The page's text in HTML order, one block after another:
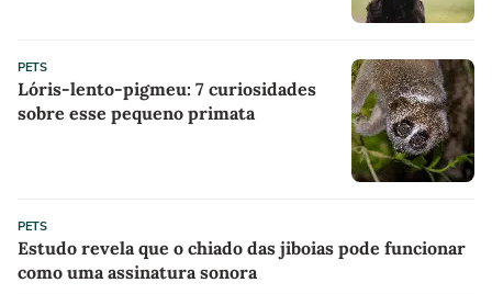
PETS
Lóris-lento-pigmeu: 7 curiosidades
sobre esse pequeno primata
PETS
Estudo revela que o chiado das jiboias pode funcionar
como uma assinatura sonora